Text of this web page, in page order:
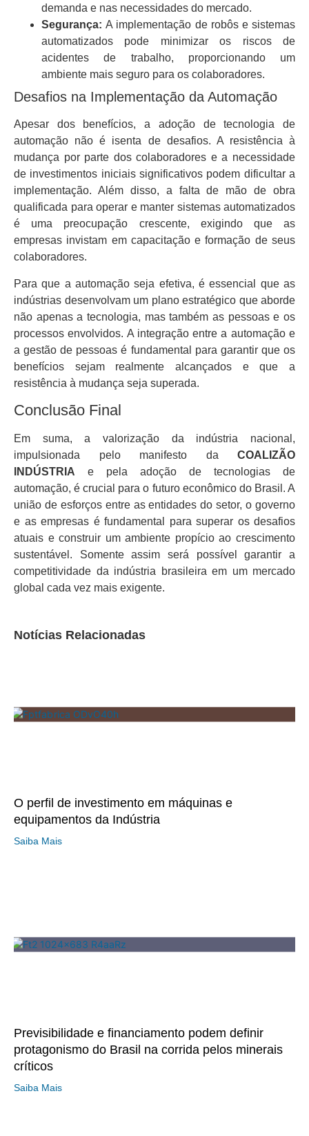
demanda e nas necessidades do mercado.
Segurança: A implementação de robôs e sistemas
automatizados pode minimizar os riscos de
acidentes de trabalho, proporcionando um
ambiente mais seguro para os colaboradores.
Desafios na Implementação da Automação
Apesar dos benefícios, a adoção de tecnologia de
automação não é isenta de desafios. A resistência à
mudança por parte dos colaboradores e a necessidade
de investimentos iniciais significativos podem dificultar a
implementação. Além disso, a falta de mão de obra
qualificada para operar e manter sistemas automatizados
é uma preocupação crescente, exigindo que as
empresas invistam em capacitação e formação de seus
colaboradores.
Para que a automação seja efetiva, é essencial que as
indústrias desenvolvam um plano estratégico que aborde
não apenas a tecnologia, mas também as pessoas e os
processos envolvidos. A integração entre a automação e
a gestão de pessoas é fundamental para garantir que os
benefícios sejam realmente alcançados e que a
resistência à mudança seja superada.
Conclusão Final
Em suma, a valorização da indústria nacional,
impulsionada pelo manifesto da COALIZÃO
INDÚSTRIA e pela adoção de tecnologias de
automação, é crucial para o futuro econômico do Brasil. A
união de esforços entre as entidades do setor, o governo
e as empresas é fundamental para superar os desafios
atuais e construir um ambiente propício ao crescimento
sustentável. Somente assim será possível garantir a
competitividade da indústria brasileira em um mercado
global cada vez mais exigente.
Notícias Relacionadas
O perfil de investimento em máquinas e
equipamentos da Indústria
Saiba Mais
Previsibilidade e financiamento podem definir
protagonismo do Brasil na corrida pelos minerais
críticos
Saiba Mais